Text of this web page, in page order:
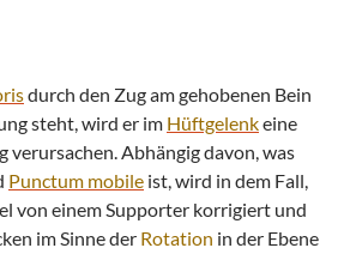
durch den Zug am gehobenen Bein
steht, wird er im Hüftgelenkeine
verursachen. Abhängig davon, was
Punctum mobile ist, wird in dem Fall,
von einem Supporter korrigiert und
im Sinne der Rotation in der Ebene